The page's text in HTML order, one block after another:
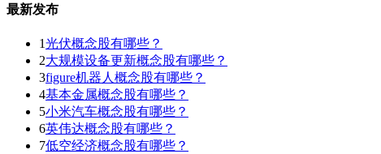
最新发布
1光伏概念股有哪些？
2大规模设备更新概念股有哪些？
3figure机器人概念股有哪些？
4基本金属概念股有哪些？
5小米汽车概念股有哪些？
6英伟达概念股有哪些？
7低空经济概念股有哪些？